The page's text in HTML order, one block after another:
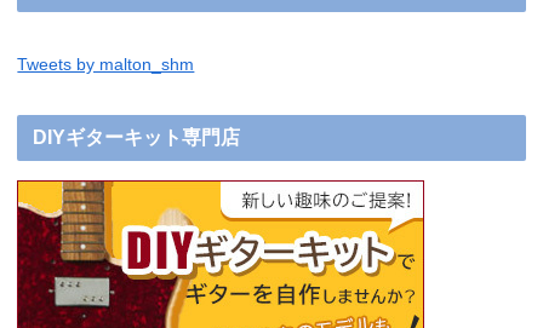
Tweets by malton_shm
DIYギターキット専門店